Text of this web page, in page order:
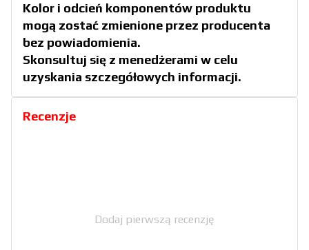
Kolor i odcień komponentów produktu
mogą zostać zmienione przez producenta
bez powiadomienia.
Skonsultuj się z menedżerami w celu
uzyskania szczegółowych informacji.
Recenzje
Dodaj pierwszą recenzję